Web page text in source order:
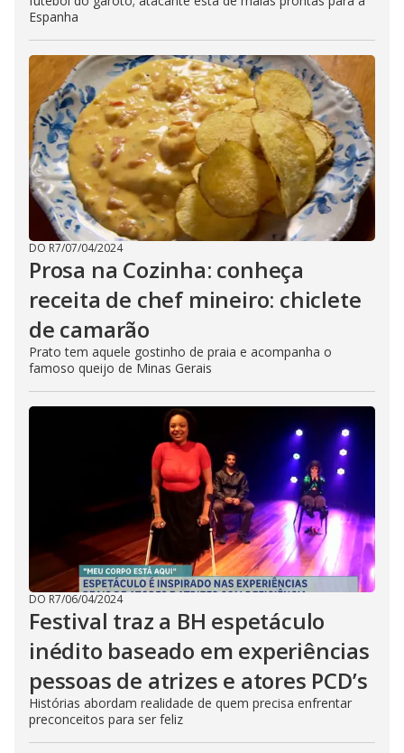
Espanha
DO R7/07/04/2024
Prosa na Cozinha: conheça
receita de chef mineiro: chiclete
de camarão
Prato tem aquele gostinho de praia e acompanha o
famoso queijo de Minas Gerais
DO R7/06/04/2024
Festival traz a BH espetáculo
inédito baseado em experiências
pessoas de atrizes e atores PCD’s
Histórias abordam realidade de quem precisa enfrentar
preconceitos para ser feliz